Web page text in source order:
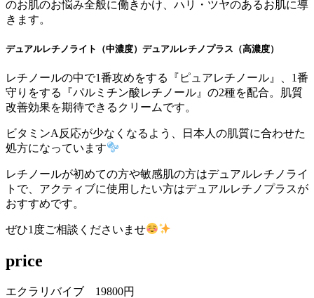
のお肌のお悩み全般に働きかけ、ハリ・ツヤのあるお肌に導
きます。
デュアルレチノライト（中濃度）デュアルレチノプラス（高濃度）
レチノールの中で1番攻めをする『ピュアレチノール』、1番
守りをする『パルミチン酸レチノール』の2種を配合。肌質
改善効果を期待できるクリームです。
ビタミンA反応が少なくなるよう、日本人の肌質に合わせた
処方になっています
レチノールが初めての方や敏感肌の方はデュアルレチノライ
トで、アクティブに使用したい方はデュアルレチノプラスが
おすすめです。
ぜひ1度ご相談くださいませ
price
エクラリバイブ 19800円